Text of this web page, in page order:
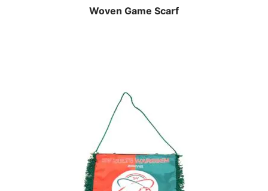
Woven Game Scarf